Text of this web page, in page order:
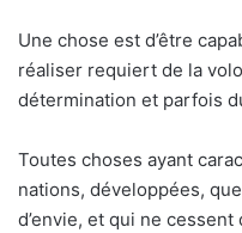
Une chose est d’être
réaliser requiert de la
détermination et parfois
Toutes choses ayant
nations, développées,
d’envie, et qui ne